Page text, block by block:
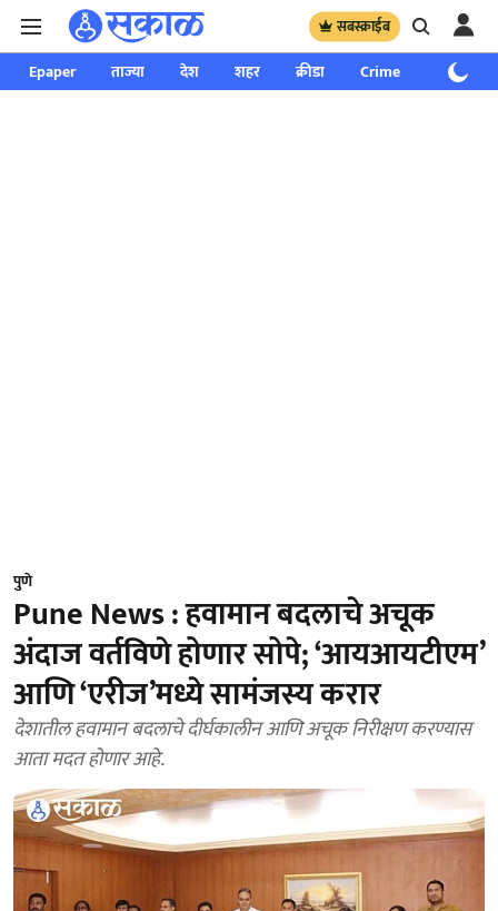
सबस्क्राईब
Epaper ताज्या देश शहर क्रीडा Crime साप्ताहिक
पुणे
Pune News : हवामान बदलाचे अचूक
अंदाज वर्तविणे होणार सोपे; ‘आयआयटीएम’
आणि ‘एरीज’मध्ये सामंजस्य करार
देशातील हवामान बदलाचे दीर्घकालीन आणि अचूक निरीक्षण करण्यास
आता मदत होणार आहे.